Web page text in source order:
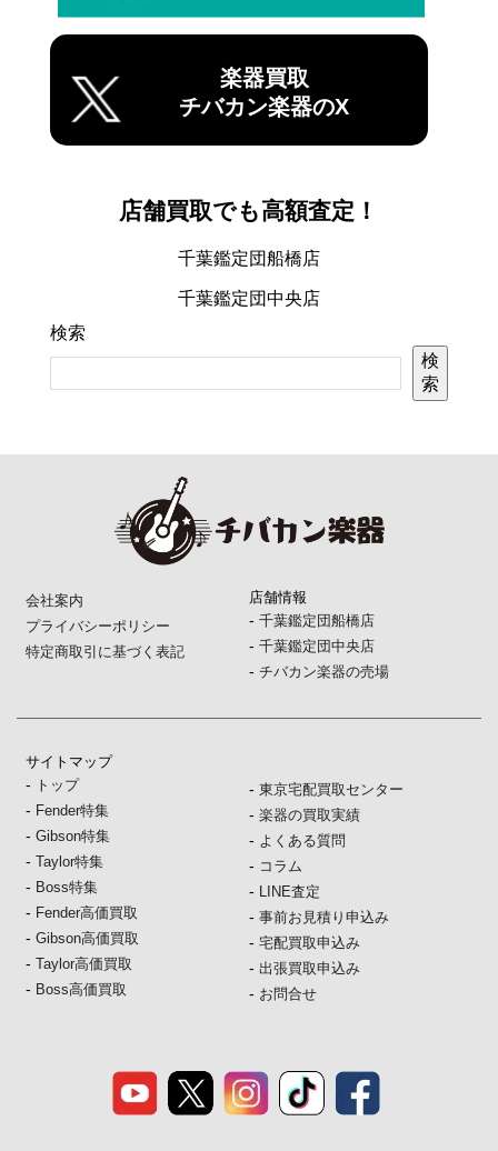
楽器買取
チバカン楽器のX
店舗買取でも高額査定！
千葉鑑定団船橋店
千葉鑑定団中央店
検索
検
索
会社案内
プライバシーポリシー
特定商取引に基づく表記
店舗情報
- 千葉鑑定団船橋店
- 千葉鑑定団中央店
- チバカン楽器の売場
サイトマップ
- トップ
- Fender特集
-Gibson特集
-Taylor特集
- Boss特集
- Fender高価買取
-Gibson高価買取
-Taylor高価買取
- Boss高価買取
- 東京宅配買取センター
- 楽器の買取実績
- よくある質問
- コラム
- LINE査定
- 事前お見積り申込み
- 宅配買取申込み
- 出張買取申込み
- お問合せ